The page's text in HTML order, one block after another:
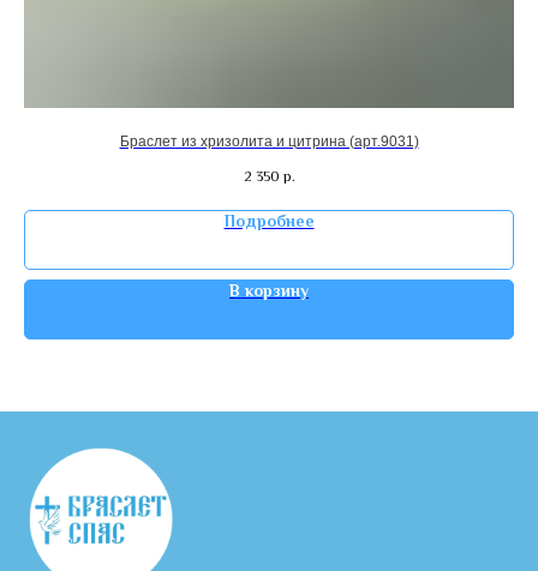
Браслет из хризолита и цитрина (арт.9031)
2 350 р.
Подробнее
В корзину